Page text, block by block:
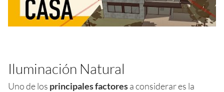
Iluminación Natural
Uno de los principales factoresa considerar es la